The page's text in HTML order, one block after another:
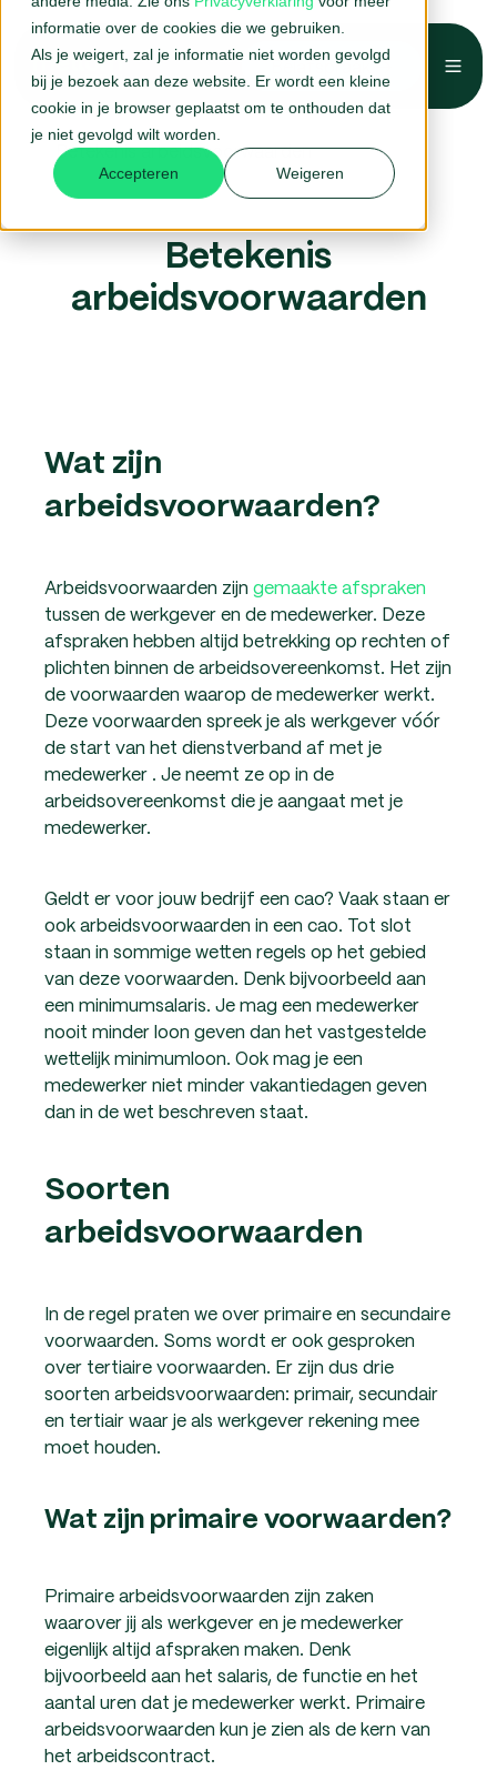
informatie over de cookies die we gebruiken.
Als je weigert, zal je informatie niet worden gevolgd
bij je bezoek aan deze website. Er wordt een kleine
cookie in je browser geplaatst om te onthouden dat
je niet gevolgd wilt worden.
Accepteren Weigeren
Belafspraak →
Home
HR-woordenboek
Betekenis arbeidsvoorwaarden
Betekenis
arbeidsvoorwaarden
Wat zijn
arbeidsvoorwaarden?
Arbeidsvoorwaarden zijn gemaakte afspraken
tussen de werkgever en de medewerker. Deze
afspraken hebben altijd betrekking op rechten of
plichten binnen de arbeidsovereenkomst. Het zijn
de voorwaarden waarop de medewerker werkt.
Deze voorwaarden spreek je als werkgever vóór
de start van het dienstverband af met je
medewerker . Je neemt ze op in de
arbeidsovereenkomst die je aangaat met je
medewerker.
Geldt er voor jouw bedrijf een cao? Vaak staan er
ook arbeidsvoorwaarden in een cao. Tot slot
staan in sommige wetten regels op het gebied
van deze voorwaarden. Denk bijvoorbeeld aan
een minimumsalaris. Je mag een medewerker
nooit minder loon geven dan het vastgestelde
wettelijk minimumloon. Ook mag je een
medewerker niet minder vakantiedagen geven
dan in de wet beschreven staat.
Soorten
arbeidsvoorwaarden
In de regel praten we over primaire en secundaire
voorwaarden. Soms wordt er ook gesproken
over tertiaire voorwaarden. Er zijn dus drie
soorten arbeidsvoorwaarden: primair, secundair
en tertiair waar je als werkgever rekening mee
moet houden.
Wat zijn primaire voorwaarden?
Primaire arbeidsvoorwaarden zijn zaken
waarover jij als werkgever en je medewerker
eigenlijk altijd afspraken maken. Denk
bijvoorbeeld aan het salaris, de functie en het
aantal uren dat je medewerker werkt. Primaire
arbeidsvoorwaarden kun je zien als de kern van
het arbeidscontract.